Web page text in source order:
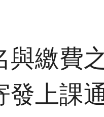
與繳費
發上課